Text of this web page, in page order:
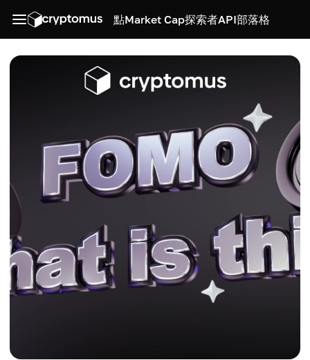
點Market Cap探索者API部落格